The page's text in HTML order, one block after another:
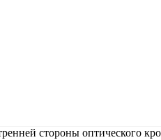
стороны оптического